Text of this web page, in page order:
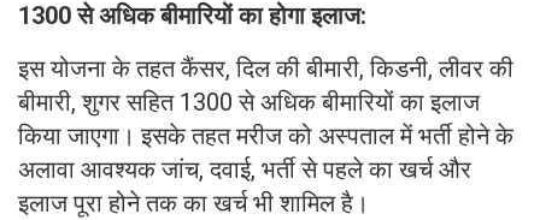
1300 से अधिक बीमारियों का होगा इलाज:
इस योजना के तहत कैंसर, दिल की बीमारी, किडनी, लीवर की
बीमारी, शुगर सहित 1300 से अधिक बीमारियों का इलाज
किया जाएगा। इसके तहत मरीज को अस्पताल में भर्ती होने के
अलावा आवश्यक जांच, दवाई, भर्ती से पहले का खर्च और
इलाज पूरा होने तक का खर्च भी शामिल है।